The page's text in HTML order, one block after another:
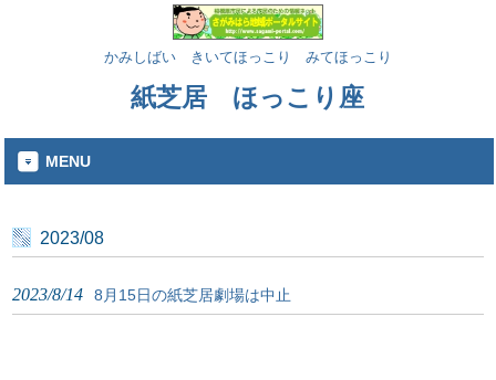
かみしばい きいてほっこり みてほっこり
紙芝居 ほっこり座
MENU
2023/08
2023/8/14 8月15日の紙芝居劇場は中止